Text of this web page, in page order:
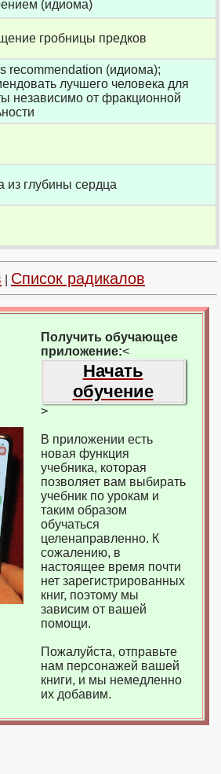
(идиома)
гробницы предков
recommendation (идиома);
лучшего человека для
независимо от фракционной
из глубины сердца
Список радикалов
Получить обучающее
приложение:<
Начать
обучение
>
В приложении есть
новая функция
учебника, которая
позволяет вам выбирать
учебник по урокам и
таким образом
обучаться
целенаправленно. К
сожалению, в
настоящее время почти
нет зарегистрированных
книг, поэтому мы
зависим от вашей
помощи.
Пожалуйста, отправьте
нам персонажей вашей
книги, и мы немедленно
их добавим.